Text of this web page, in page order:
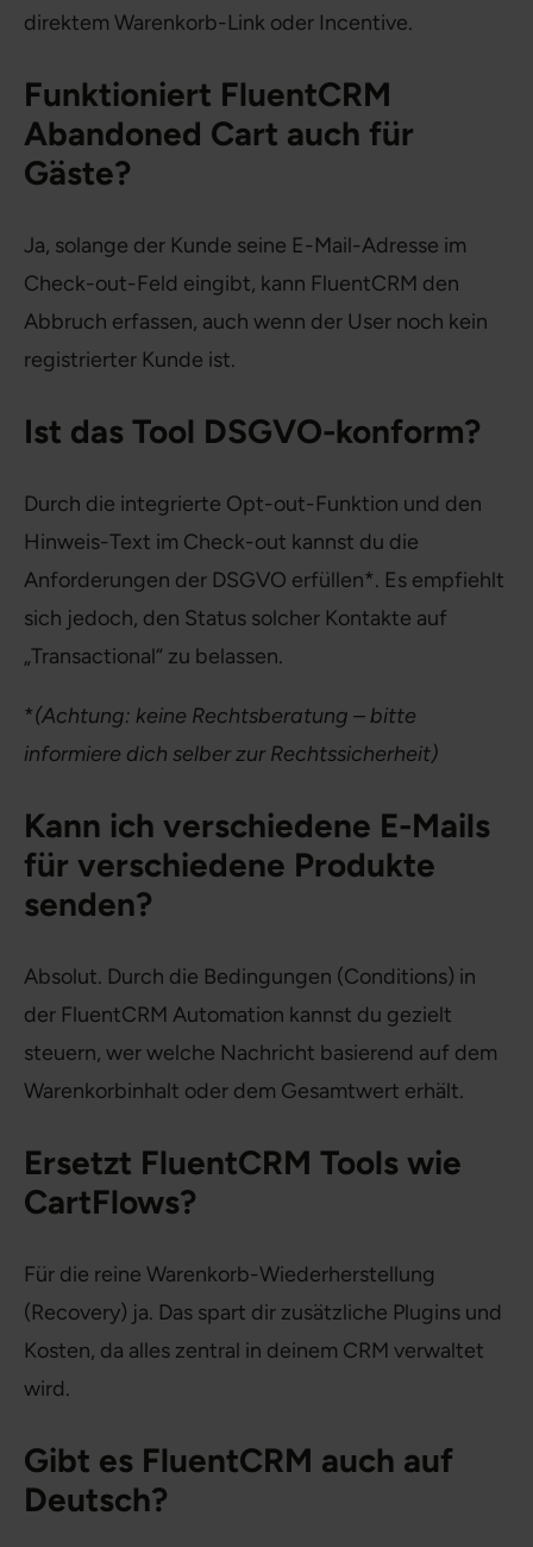
direktem Warenkorb-Link oder Incentive.
Funktioniert FluentCRM
Abandoned Cart auch für
Gäste?
Ja, solange der Kunde seine E-Mail-Adresse im
Check-out-Feld eingibt, kann FluentCRM den
Abbruch erfassen, auch wenn der User noch kein
registrierter Kunde ist.
Ist das Tool DSGVO-konform?
Durch die integrierte Opt-out-Funktion und den
Hinweis-Text im Check-out kannst du die
Anforderungen der DSGVO erfüllen*. Es empfiehlt
sich jedoch, den Status solcher Kontakte auf
„Transactional“ zu belassen.
*(Achtung: keine Rechtsberatung – bitte
informiere dich selber zur Rechtssicherheit)
Kann ich verschiedene E-Mails
für verschiedene Produkte
senden?
Absolut. Durch die Bedingungen (Conditions) in
der FluentCRM Automation kannst du gezielt
steuern, wer welche Nachricht basierend auf dem
Warenkorbinhalt oder dem Gesamtwert erhält.
Ersetzt FluentCRM Tools wie
CartFlows?
Für die reine Warenkorb-Wiederherstellung
(Recovery) ja. Das spart dir zusätzliche Plugins und
Kosten, da alles zentral in deinem CRM verwaltet
wird.
Gibt es FluentCRM auch auf
Deutsch?